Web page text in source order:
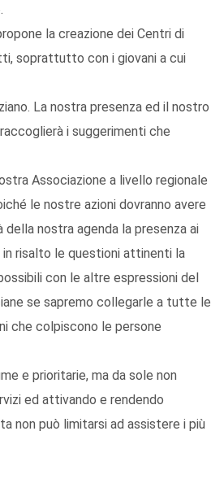
la creazione dei Centri di
soprattutto con i giovani a cui
La nostra presenza ed il nostro
i suggerimenti che
Associazione a livello regionale
le nostre azioni dovranno avere
nostra agenda la presenza ai
risalto le questioni attinenti la
con le altre espressioni del
se sapremo collegarle a tutte le
che colpiscono le persone
e prioritarie, ma da sole non
ed attivando e rendendo
non può limitarsi ad assistere i più